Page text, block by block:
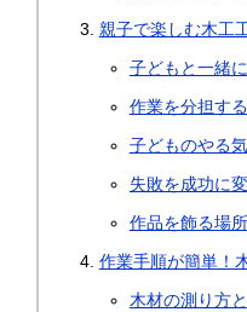
親子で楽しむ木工
子どもと一緒
作業を分担す
子どものやる
失敗を成功に
作品を飾る場
作業手順が簡単！
木材の測り方